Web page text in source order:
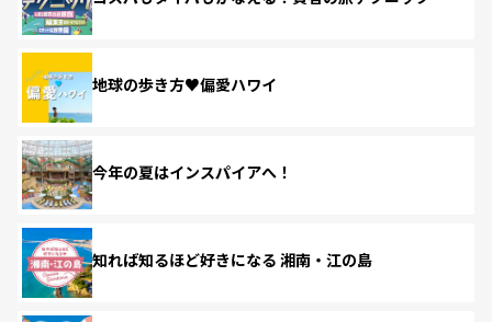
地球の歩き方♥偏愛ハワイ
今年の夏はインスパイアへ！
知れば知るほど好きになる 湘南・江の島